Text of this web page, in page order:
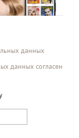
данных
данных согласен